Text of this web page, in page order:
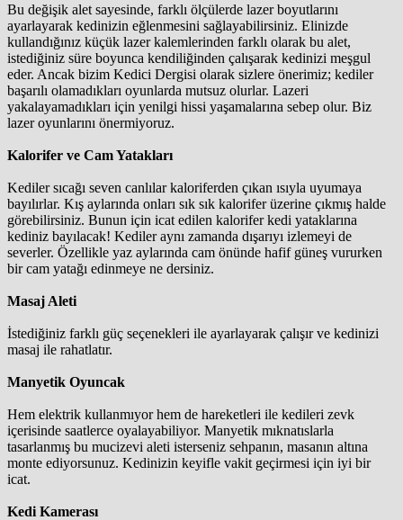
Bu değişik alet sayesinde, farklı ölçülerde lazer boyutlarını
ayarlayarak kedinizin eğlenmesini sağlayabilirsiniz. Elinizde
kullandığınız küçük lazer kalemlerinden farklı olarak bu alet,
istediğiniz süre boyunca kendiliğinden çalışarak kedinizi meşgul
eder. Ancak bizim Kedici Dergisi olarak sizlere önerimiz; kediler
başarılı olamadıkları oyunlarda mutsuz olurlar. Lazeri
yakalayamadıkları için yenilgi hissi yaşamalarına sebep olur. Biz
lazer oyunlarını önermiyoruz.
Kalorifer ve Cam Yatakları
Kediler sıcağı seven canlılar kaloriferden çıkan ısıyla uyumaya
bayılırlar. Kış aylarında onları sık sık kalorifer üzerine çıkmış halde
görebilirsiniz. Bunun için icat edilen kalorifer kedi yataklarına
kediniz bayılacak! Kediler aynı zamanda dışarıyı izlemeyi de
severler. Özellikle yaz aylarında cam önünde hafif güneş vururken
bir cam yatağı edinmeye ne dersiniz.
Masaj Aleti
İstediğiniz farklı güç seçenekleri ile ayarlayarak çalışır ve kedinizi
masaj ile rahatlatır.
Manyetik Oyuncak
Hem elektrik kullanmıyor hem de hareketleri ile kedileri zevk
içerisinde saatlerce oyalayabiliyor. Manyetik mıknatıslarla
tasarlanmış bu mucizevi aleti isterseniz sehpanın, masanın altına
monte ediyorsunuz. Kedinizin keyifle vakit geçirmesi için iyi bir
icat.
Kedi Kamerası